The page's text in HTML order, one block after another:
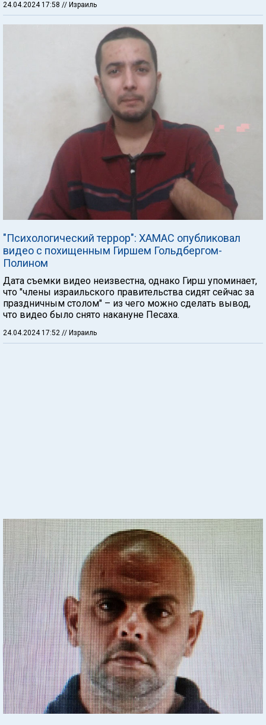
24.04.2024 17:58 // Израиль
"Психологический террор": ХАМАС опубликовал
видео с похищенным Гиршем Гольдбергом-
Полином
Дата съемки видео неизвестна, однако Гирш упоминает,
что "члены израильского правительства сидят сейчас за
праздничным столом" – из чего можно сделать вывод,
что видео было снято накануне Песаха.
24.04.2024 17:52 // Израиль